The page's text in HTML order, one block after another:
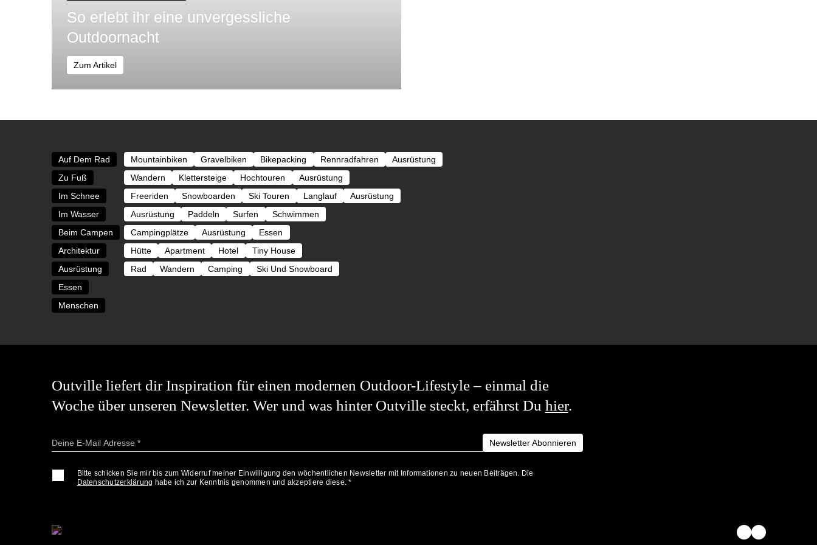
So erlebt ihr eine unvergessliche
Outdoornacht
Zum Artikel
Auf Dem Rad Mountainbiken Gravelbiken Bikepacking Rennradfahren
Ausrüstung
Zu Fuß
Wandern Klettersteige Hochtouren
Ausrüstung
Im Schnee
Freeriden Snowboarden Ski Touren Langlauf
Ausrüstung
Im Wasser
Ausrüstung Paddeln Surfen
Schwimmen
Beim Campen
Campingplätze Ausrüstung
Essen
Architektur
Hütte Apartment Hotel
Tiny House
Ausrüstung
Rad Wandern Camping
Ski Und Snowboard
Essen
Menschen
Outville liefert dir Inspiration für einen modernen Outdoor-Lifestyle – einmal die
Woche über unseren Newsletter. Wer und was hinter Outville steckt, erfährst Du hier.
Newsletter Abonnieren
Bitte schicken Sie mir bis zum Widerruf meiner Einwilligung den wöchentlichen Newsletter mit Informationen zu neuen Beiträgen. Die
Datenschutzerklärung habe ich zur Kenntnis genommen und akzeptiere diese. *